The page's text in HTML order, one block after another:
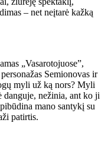
– net neįtarė kažką
„Vasarotojuose”,
Semionovas ir
myli už ką nors? Myli
danguje, nežinia, ant ko ji
mano santykį su
patirtis.